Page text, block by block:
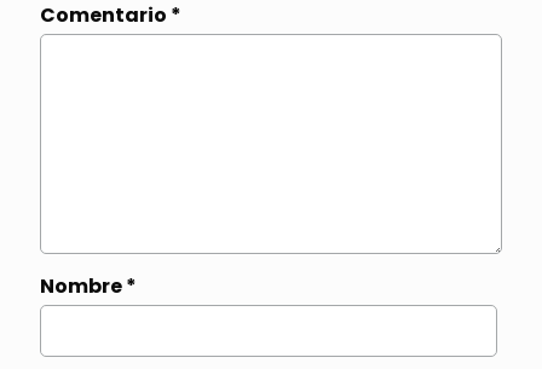
Comentario *
Nombre*